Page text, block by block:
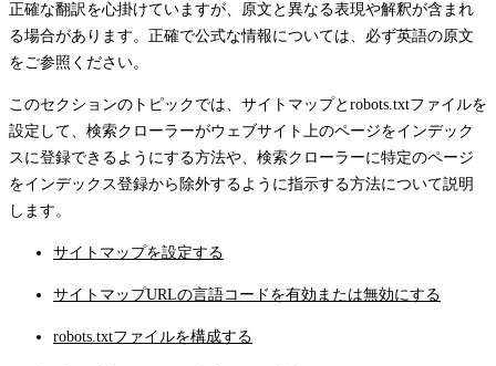
正確な翻訳を心掛けていますが、原文と異なる表現や解釈が含まれ
る場合があります。正確で公式な情報については、必ず英語の原文
をご参照ください。
このセクションのトピックでは、サイトマップとrobots.txtファイルを
設定して、検索クローラーがウェブサイト上のページをインデック
スに登録できるようにする方法や、検索クローラーに特定のページ
をインデックス登録から除外するように指示する方法について説明
します。
サイトマップを設定する
サイトマップURLの言語コードを有効または無効にする
robots.txtファイルを構成する